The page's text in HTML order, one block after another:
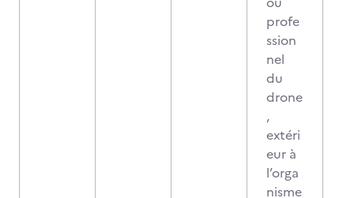
profe
ssion
nel
du
drone
,
extéri
eur à
l’orga
nisme